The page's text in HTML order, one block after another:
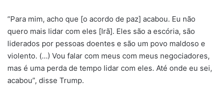
“Para mim, acho que [o acordo de paz] acabou. Eu não
quero mais lidar com eles [Irã]. Eles são a escória, são
liderados por pessoas doentes e são um povo maldoso e
violento. (…) Vou falar com meus com meus negociadores,
mas é uma perda de tempo lidar com eles. Até onde eu sei,
acabou”, disse Trump.